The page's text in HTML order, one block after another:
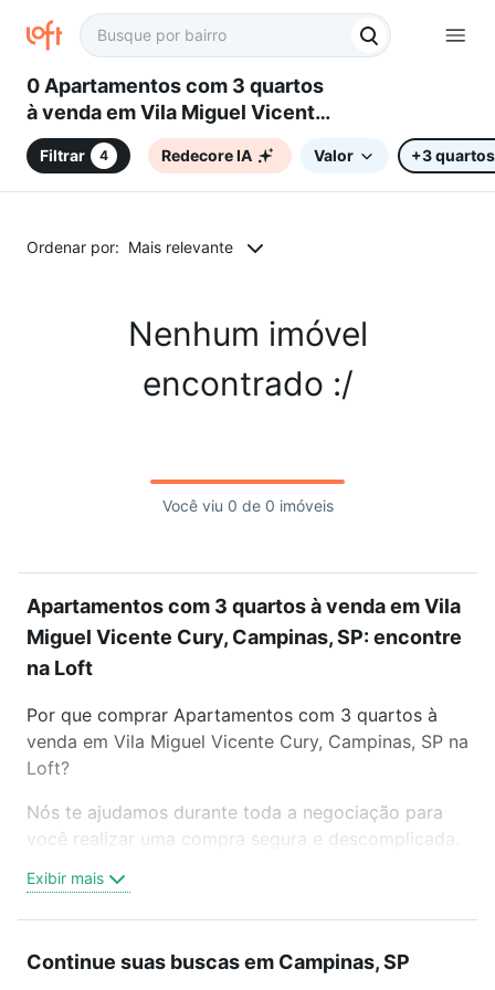
0 Apartamentos com 3 quartos
à venda em Vila Miguel Vicente
Cury, Campinas, SP
Filtrar 4 Redecore IA Valor +3 quartos
Ordenar por: Mais relevante
Nenhum imóvel
encontrado :/
Você viu 0 de 0 imóveis
Apartamentos com 3 quartos à venda em Vila
Miguel Vicente Cury, Campinas, SP: encontre
na Loft
Por que comprar Apartamentos com 3 quartos à
venda em Vila Miguel Vicente Cury, Campinas, SP na
Loft?
Nós te ajudamos durante toda a negociação para
você realizar uma compra segura e descomplicada.
trabalho e do metrô, aqui você vai encontrar a
oferta ideal de Apartamentos com 3 quartos à
para conquistar seu sonho. Agende uma visita
Exibir mais
Continue suas buscas em Campinas, SP